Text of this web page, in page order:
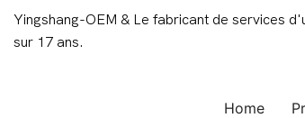
Yingshang-OEM & Le fabricant de services
sur 17 ans.
Home